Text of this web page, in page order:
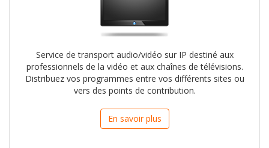
Service de transport audio/vidéo sur IP destiné aux
professionnels de la vidéo et aux chaînes de télévisions.
Distribuez vos programmes entre vos différents sites ou
vers des points de contribution.
En savoir plus